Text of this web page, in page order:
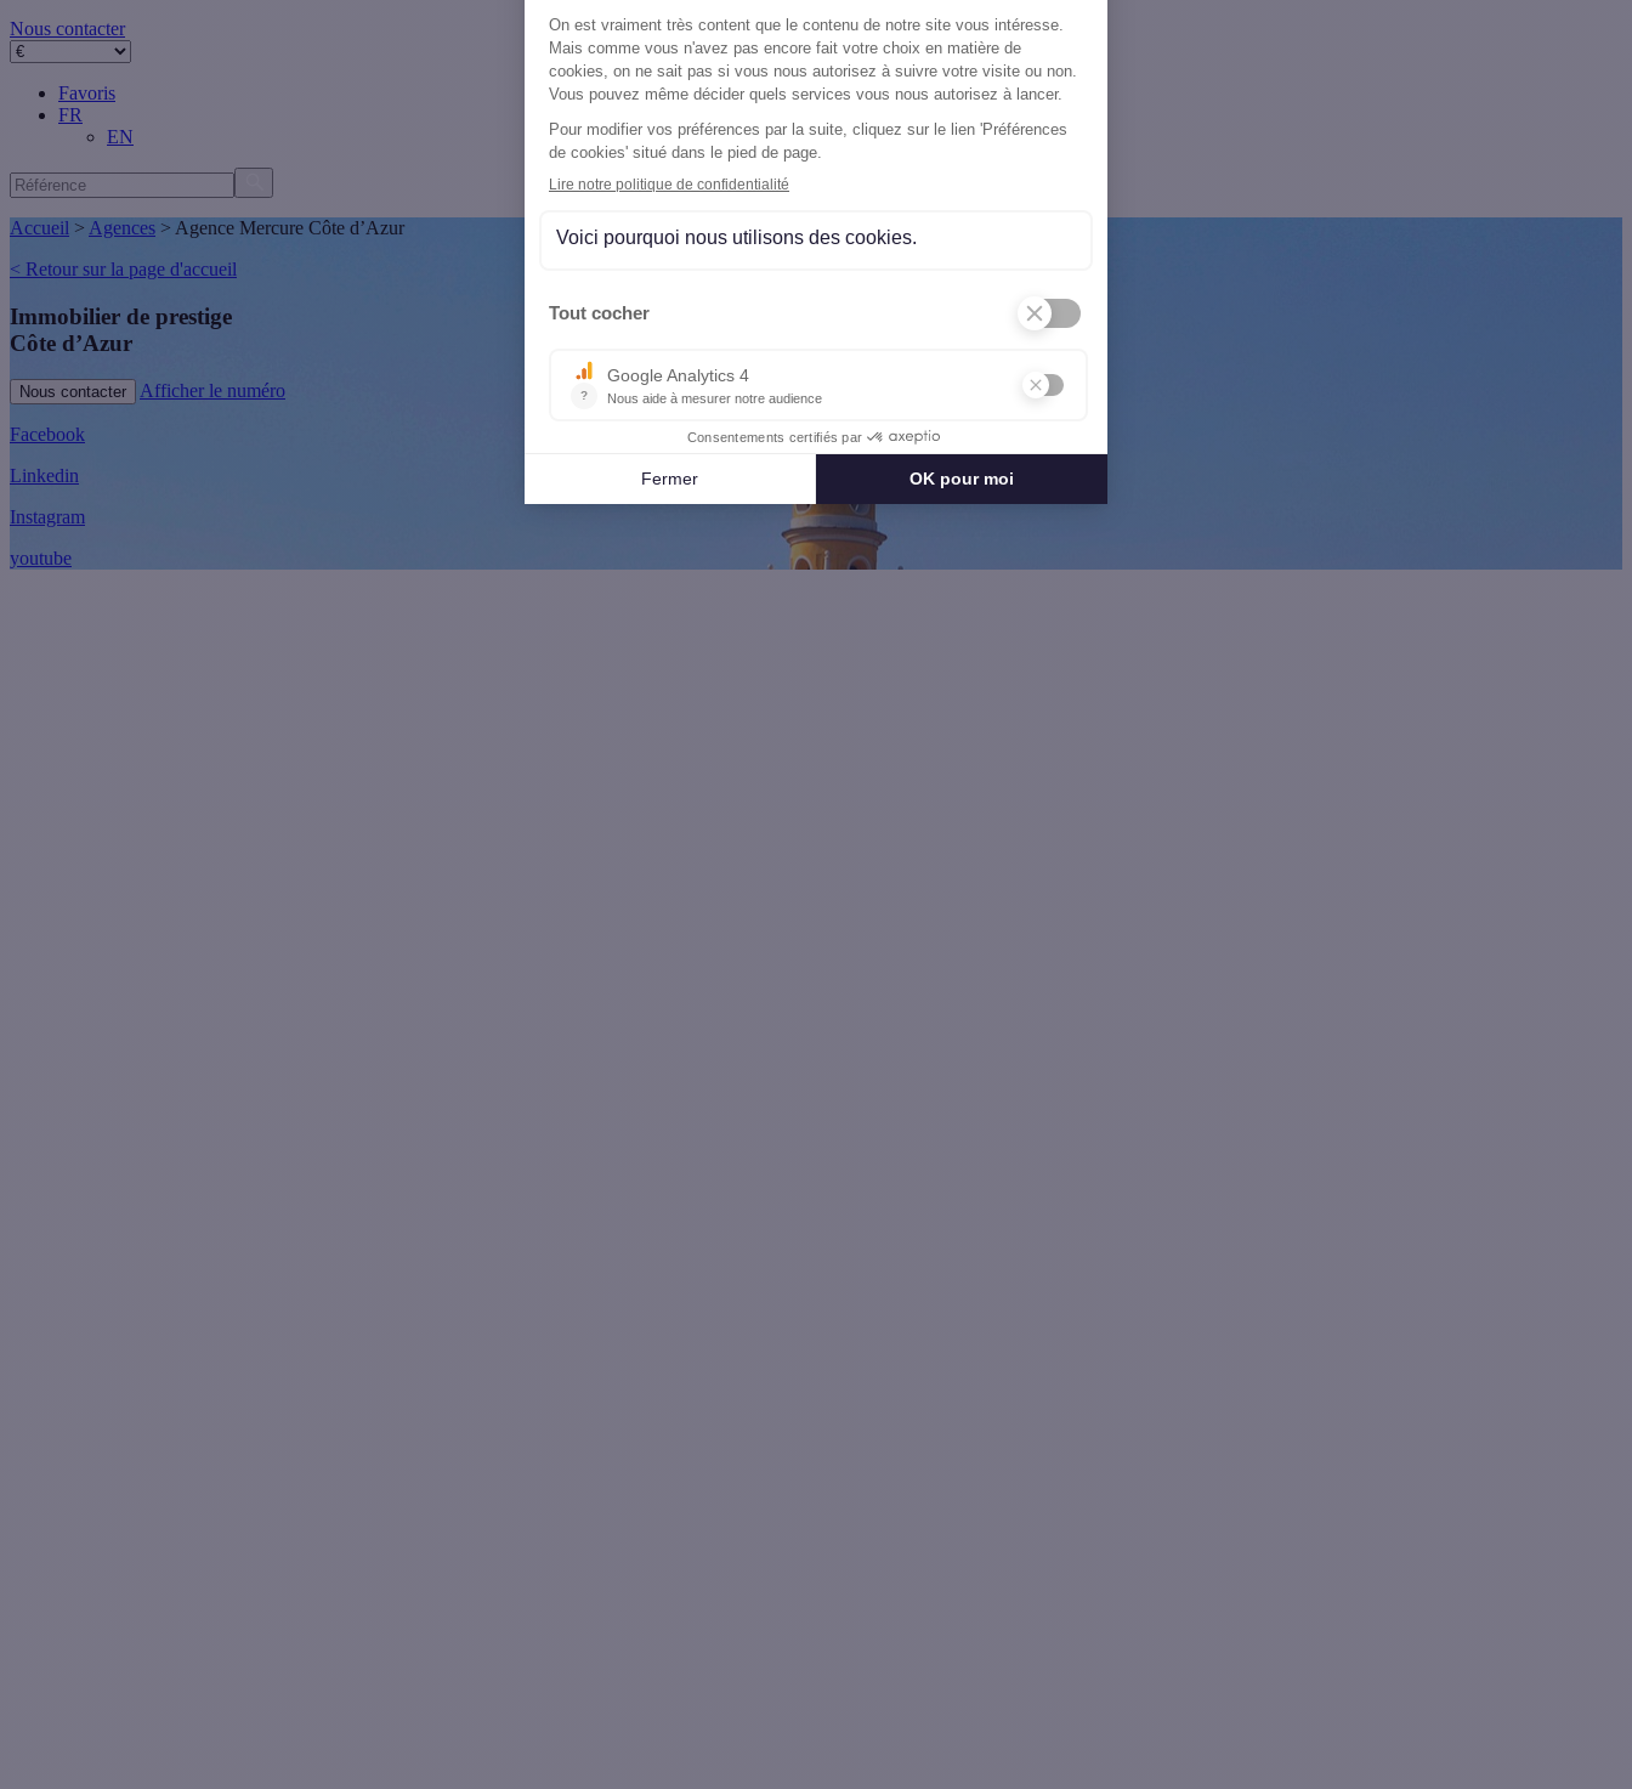
Nous contacter
Favoris
FR
EN
Accueil > Agences > Agence Mercure Côte d’Azur
< Retour sur la page d'accueil
Immobilier de prestige
Côte d’Azur
Nous contacter Afficher le numéro
Facebook
Linkedin
Instagram
youtube